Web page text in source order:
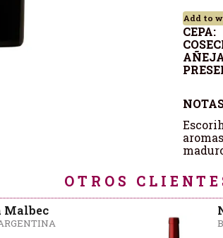
Add to
CEPA:
OTROS
Malbec